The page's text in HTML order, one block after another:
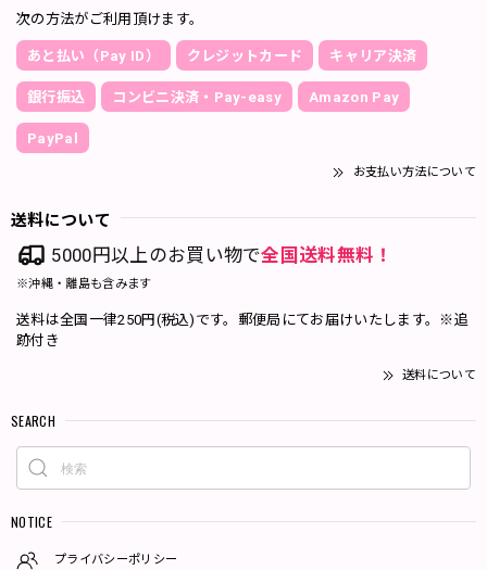
次の方法がご利用頂けます。
あと払い（Pay ID） クレジットカード キャリア決済
銀行振込 コンビニ決済・Pay-easy Amazon Pay
PayPal
お支払い方法について
送料について
5000円以上のお買い物で全国送料無料！
※沖縄・離島も含みます
送料は全国一律250円(税込)です。郵便局にてお届けいたします。※追
跡付き
送料について
SEARCH
NOTICE
プライバシーポリシー